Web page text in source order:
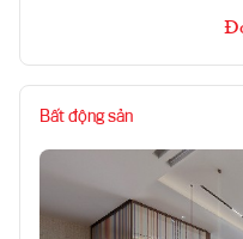
Bất động sản